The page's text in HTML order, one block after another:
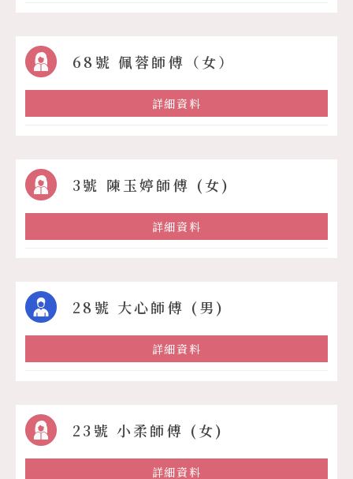
68號 佩蓉師傅（女）
詳細資料
3號 陳玉婷師傅 (女)
詳細資料
28號 大心師傅 (男)
詳細資料
23號 小柔師傅 (女)
詳細資料